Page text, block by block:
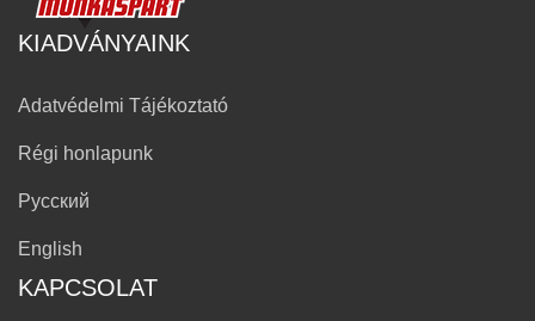
KIADVÁNYAINK
Adatvédelmi Tájékoztató
Régi honlapunk
Русский
English
KAPCSOLAT